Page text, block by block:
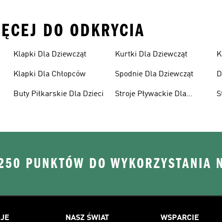
DO ODKRYCIA
Klapki Dla Dziewcząt
Klapki Dla Chłopców
Buty Piłkarskie Dla Dzieci
Kurtki Dla Dziewcząt
Spodnie Dla Dziewcząt
Stroje Pływackie Dla
PUNKTÓW DO WYKORZYSTANIA
NASZ ŚWIAT WSPARCIE